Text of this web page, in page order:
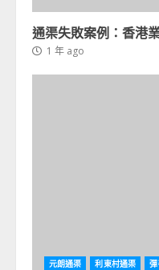
通渠失敗案例：香港
1 年 ago
元朗通渠 利東村通渠